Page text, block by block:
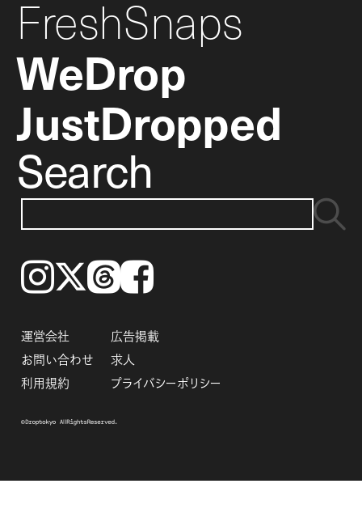
FreshSnaps
WeDrop
JustDropped
Search
Instagram𝕏ThreadsFacebook
運営会社
広告掲載
お問い合わせ
求人
利用規約
プライバシーポリシー